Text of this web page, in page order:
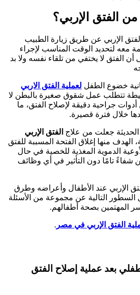
الفتق الإربي؟
الإربي عن طريق زيارة الطبيب
معه لتحديد الوقت المناسب لإجراء
أن الفتق لا يختفي من تلقاء نفسه ولا بد
خضوع الطفل لعملية الفتق الاربي
تتطلب عمل شقوق صغيرة بالبطن لا
جراحية دقيقة لإصلاح الفتق، ما
خلال فترة قصيرة.
الحديثة جعلت من علاج الفتق الإربي
الهدف منها إغلاق الفتحة المسببة للفتق
الدموية المغذية للخصية في حال
شفاءً تامًا دون التأثير في أي وظائف
الإربي عند الأطفال وأعراضه وطرق
السطور التالية عن مجموعة من الأسئلة
المهتمين بصحة أطفالهم.
الفتق الإربي في مصر .
بعد عملية إصلاح الفتق